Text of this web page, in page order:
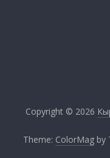
Copyright © 2026
Theme: ColorMagby